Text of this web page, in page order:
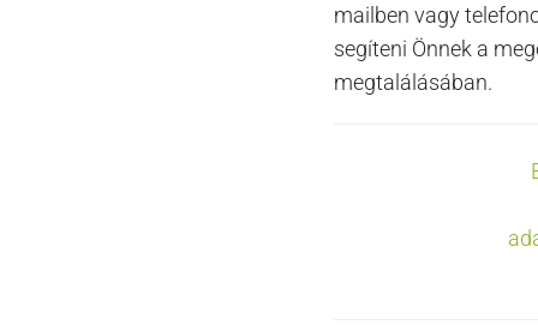
mailben vagy
segíteni Önnek a
megtalálásában.